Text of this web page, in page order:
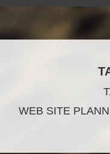
WEB SITE